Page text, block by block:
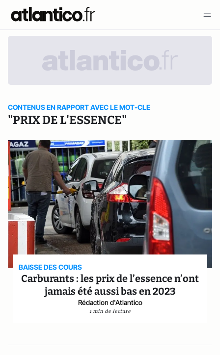
CONTENUS EN RAPPORT AVEC LE MOT-CLE
"PRIX DE L'ESSENCE"
BAISSE DES COURS
Carburants : les prix de l’essence n’ont
jamais été aussi bas en 2023
Rédaction d'Atlantico
1 min de lecture